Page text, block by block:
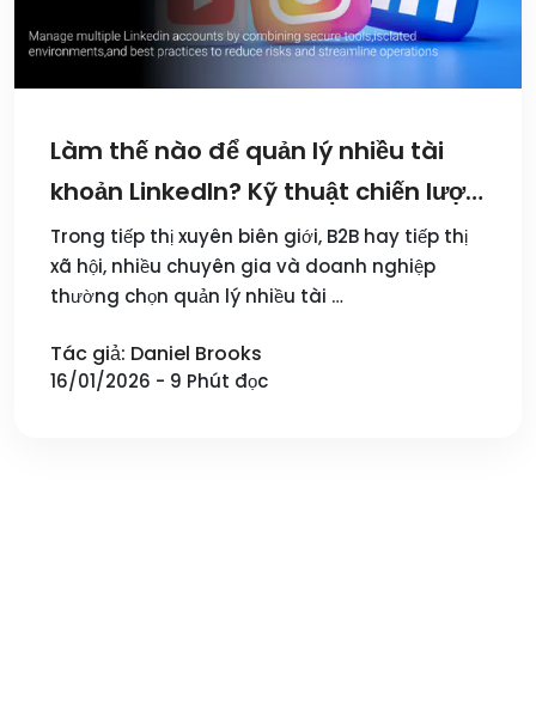
Làm thế nào để quản lý nhiều tài
khoản LinkedIn? Kỹ thuật chiến lược
và công cụ khuyên dùng
Trong tiếp thị xuyên biên giới, B2B hay tiếp thị
xã hội, nhiều chuyên gia và doanh nghiệp
thường chọn quản lý nhiều tài …
Tác giả: Daniel Brooks
16/01/2026 - 9 Phút đọc